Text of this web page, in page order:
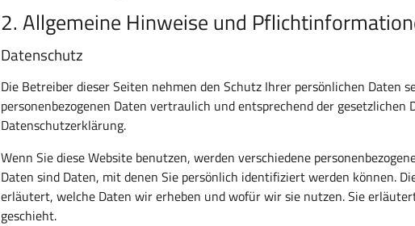
2. Allgemeine Hinweise und
Datenschutz
Die Betreiber dieser Seiten nehmen den Schutz Ihrer persönlichen Daten
personenbezogenen Daten vertraulich und entsprechend der
Datenschutzerklärung.
Wenn Sie diese Website benutzen, werden verschiedene
Daten sind Daten, mit denen Sie persönlich identifiziert werden können.
erläutert, welche Daten wir erheben und wofür wir sie nutzen. Sie
geschieht.